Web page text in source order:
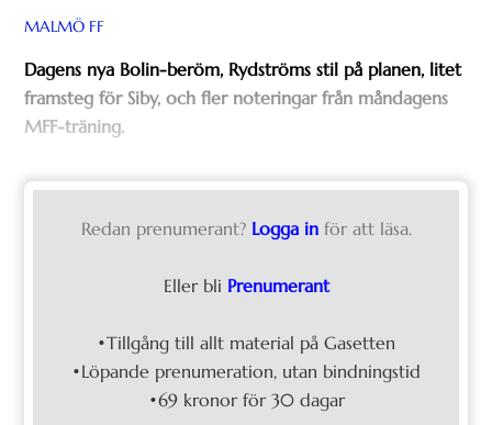
MALMÖ FF
Dagens nya Bolin-beröm, Rydströms stil på planen, litet
framsteg för Siby, och fler noteringar från måndagens
MFF-träning.
Redan prenumerant? Logga in för att läsa.
Eller bli Prenumerant
•Tillgång till allt material på Gasetten
•Löpande prenumeration, utan bindningstid
•69 kronor för 30 dagar